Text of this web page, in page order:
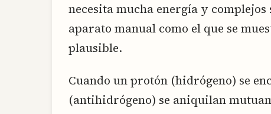
necesita mucha energía y
aparato manual como el que se
plausible.
Cuando un protón (hidrógeno) se
(antihidrógeno) se aniquilan